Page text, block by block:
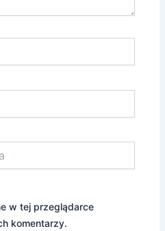
w tej przeglądarce
komentarzy.